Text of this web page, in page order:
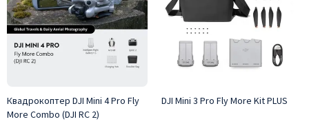
Квадрокоптер DJI Mini 4 Pro Fly
More Combo (DJI RC 2)
DJI Mini 3 Pro Fly More Kit PLUS